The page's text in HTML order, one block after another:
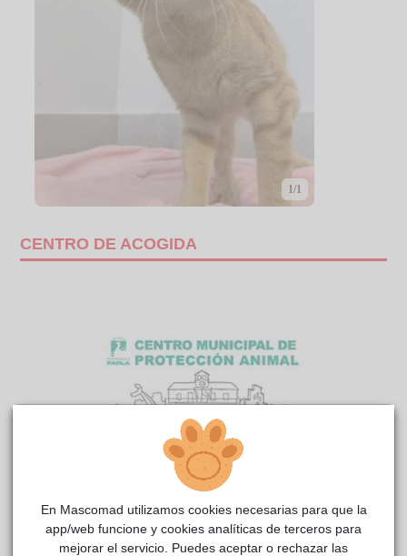
1/1
CENTRO DE ACOGIDA
Sweetcleamreside actualmente en el centro de acogida
CPAM Parla.
En Mascomad utilizamos cookies necesarias para que la
app/web funcione y cookies analíticas de terceros para
mejorar el servicio. Puedes aceptar o rechazar las